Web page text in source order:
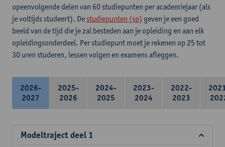
opeenvolgende delen van 60 studiepunten per academiejaar (als
je voltijds studeert). De studiepunten (sp) geven je een goed
beeld van de tijd die je zal besteden aan je opleiding en aan elk
opleidingsonderdeel. Per studiepunt moet je rekenen op 25 tot
30 uren studeren, lessen volgen en examens afleggen.
2026-
2027
2025-
2026
2024-
2025
2023-
2024
2022-
2023
Modeltraject deel 1